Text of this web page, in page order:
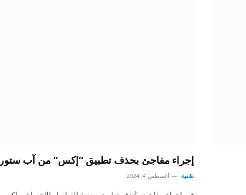
إجراء مفاجئ بحذف تطبيق “إكس” من آب ستور
تقنية أغسطس 4, 2024